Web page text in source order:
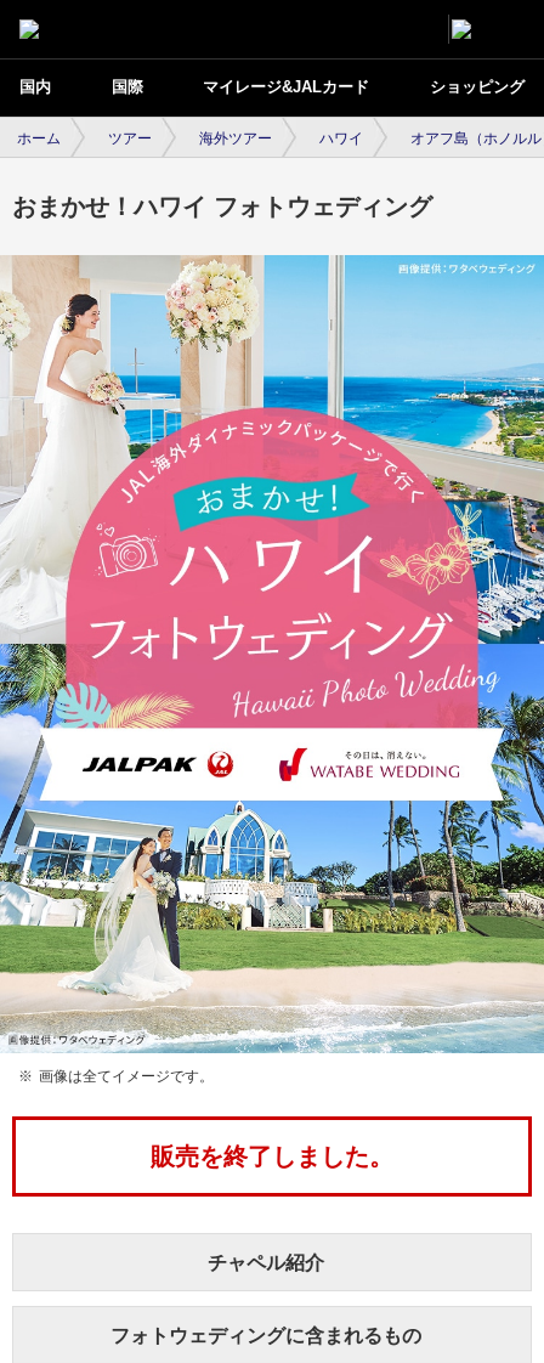
国内 国際 マイレージ&JALカード ショッピング
ホーム ツアー 海外ツアー ハワイ オアフ島（ホノル
おまかせ！ハワイ フォトウェディング
画像は全てイメージです。
販売を終了しました。
チャペル紹介
フォトウェディングに含まれるもの